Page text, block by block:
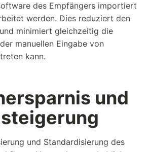
des Empfängers importiert
werden. Dies reduziert den
minimiert gleichzeitig die
manuellen Eingabe von
kann.
und
und Standardisierung des